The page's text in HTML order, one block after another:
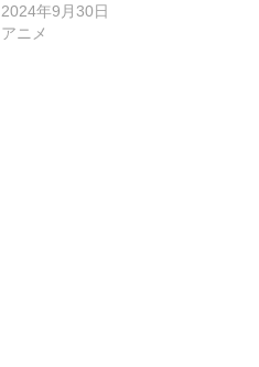
2024年9月30日
アニメ